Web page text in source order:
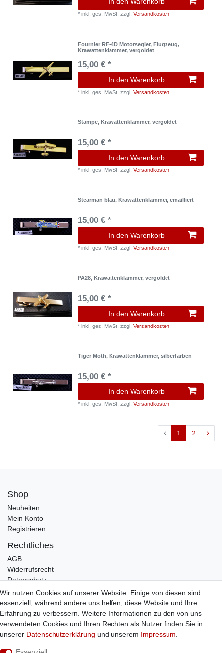
*inkl. ges. MwSt. zzgl.Versandkosten
Fournier RF-4D Motorsegler, Flugzeug,
Krawattenklammer, vergoldet
15,00 € *
In den Warenkorb
*inkl. ges. MwSt. zzgl.Versandkosten
Stampe, Krawattenklammer, vergoldet
15,00 € *
In den Warenkorb
*inkl. ges. MwSt. zzgl.Versandkosten
Stearman blau, Krawattenklammer, emailliert
15,00 € *
In den Warenkorb
*inkl. ges. MwSt. zzgl.Versandkosten
PA28, Krawattenklammer, vergoldet
15,00 € *
In den Warenkorb
*inkl. ges. MwSt. zzgl.Versandkosten
Tiger Moth, Krawattenklammer, silberfarben
15,00 € *
In den Warenkorb
*inkl. ges. MwSt. zzgl.Versandkosten
1 2
Shop
Neuheiten
Mein Konto
Registrieren
Rechtliches
AGB
Widerrufsrecht
Datenschutz
Impressum
Infos
Zahlung / Versand
Individuelle Anfertigung
Wir nutzen Cookies auf unserer Website. Einige von diesen sind
essenziell, während andere uns helfen, diese Website und Ihre
Erfahrung zu verbessern. Weitere Informationen zu den von uns
verwendeten Cookies und Ihren Rechten als Nutzer finden Sie in
unserer Daten­schutz­erklärung und unserem Impressum